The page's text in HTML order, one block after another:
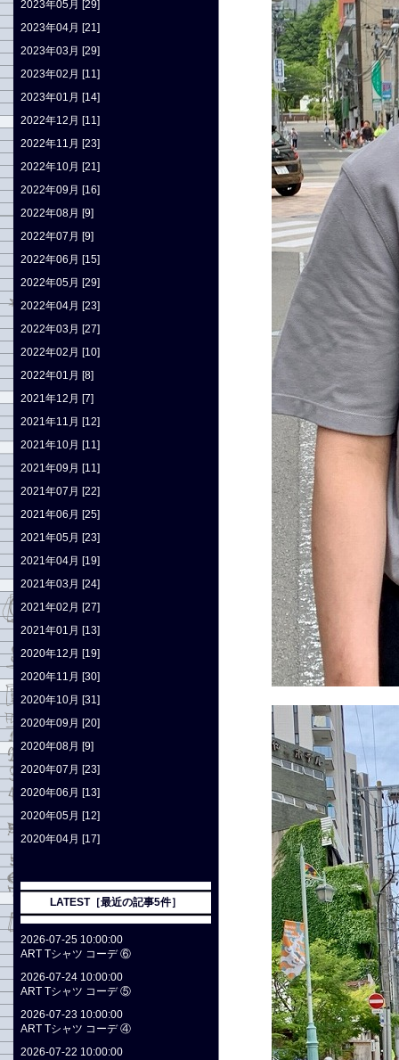
2023年05月 [29]
2023年04月 [21]
2023年03月 [29]
2023年02月 [11]
2023年01月 [14]
2022年12月 [11]
2022年11月 [23]
2022年10月 [21]
2022年09月 [16]
2022年08月 [9]
2022年07月 [9]
2022年06月 [15]
2022年05月 [29]
2022年04月 [23]
2022年03月 [27]
2022年02月 [10]
2022年01月 [8]
2021年12月 [7]
2021年11月 [12]
2021年10月 [11]
2021年09月 [11]
2021年07月 [22]
2021年06月 [25]
2021年05月 [23]
2021年04月 [19]
2021年03月 [24]
2021年02月 [27]
2021年01月 [13]
2020年12月 [19]
2020年11月 [30]
2020年10月 [31]
2020年09月 [20]
2020年08月 [9]
2020年07月 [23]
2020年06月 [13]
2020年05月 [12]
2020年04月 [17]
LATEST［最近の記事5件］
2026-07-25 10:00:00
ART Tシャツ コーデ ⑥
2026-07-24 10:00:00
ART Tシャツ コーデ ⑤
2026-07-23 10:00:00
ART Tシャツ コーデ ④
2026-07-22 10:00:00